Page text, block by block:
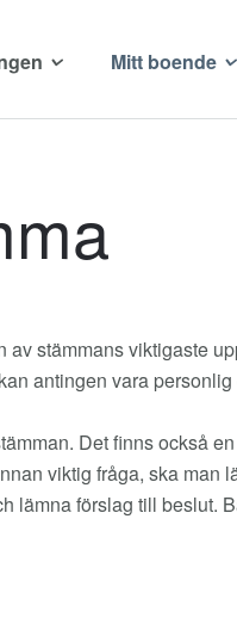
Mitt boende
stämmans viktigaste
antingen vara
Det finns också
viktig fråga, ska
lämna förslag till